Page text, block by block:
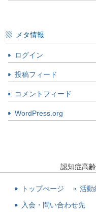
メタ情報
ログイン
投稿フィード
コメントフィード
WordPress.org
認知症高
トップぺージ 活動
入会・問い合わせ先